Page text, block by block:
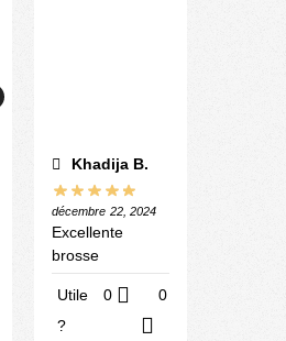
Khadija B.
décembre 22, 2024
Excellente
brosse
Utile
?
0 0